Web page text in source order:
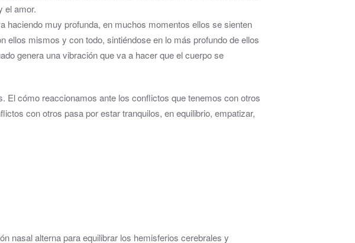
el amor.
muy profunda, en muchos momentos ellos se sienten
mismos y con todo, sintiéndose en lo más profundo de ellos
genera una vibración que va a hacer que el cuerpo se
El cómo reaccionamos ante los conflictos que tenemos con otros
con otros pasa por estar tranquilos, en equilibrio, empatizar,
nasal alterna para equilibrar los hemisferios cerebrales y